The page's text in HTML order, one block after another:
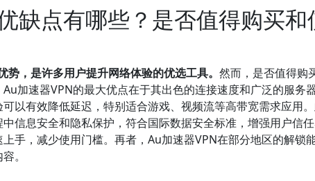
缺点有哪些？是否值得购买和
，是许多用户提升网络体验的优选工具。 然而，是否值得购
加速器VPN的最大优点在于其出色的连接速度和广泛的服务
以有效降低延迟，特别适合游戏、视频流等高带宽需求应用
信息安全和隐私保护，符合国际数据安全标准，增强用户信
手，减少使用门槛。再者，Au加速器VPN在部分地区的解锁
。